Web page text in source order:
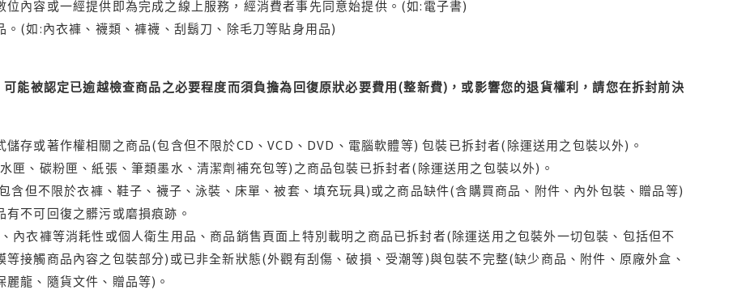
位內容或一經提供即為完成之線上服務，經消費者事先同意始提供。(如:電子書)
。(如:內衣褲、襪類、褲襪、刮鬍刀、除毛刀等貼身用品)
能被認定已逾越檢查商品之必要程度而須負擔為回復原狀必要費用(整新費)，或影響您的退貨權利，請您在拆封前決
儲存或著作權相關之商品(包含但不限於CD、VCD、DVD、電腦軟體等) 包裝已拆封者(除運送用之包裝以外)。
匣、碳粉匣、紙張、筆類墨水、清潔劑補充包等)之商品包裝已拆封者(除運送用之包裝以外)。
含但不限於衣褲、鞋子、襪子、泳裝、床單、被套、填充玩具)或之商品缺件(含購買商品、附件、內外包裝、贈品等)
不可回復之髒污或磨損痕跡。
內衣褲等消耗性或個人衛生用品、商品銷售頁面上特別載明之商品已拆封者(除運送用之包裝外一切包裝、包括但不
等接觸商品內容之包裝部分)或已非全新狀態(外觀有刮傷、破損、受潮等)與包裝不完整(缺少商品、附件、原廠外盒、
龍、隨貨文件、贈品等)。